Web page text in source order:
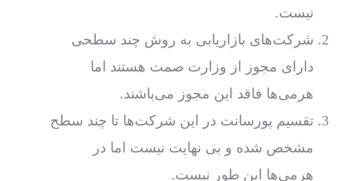
نیست.
شرکت‌های بازاریابی به روش چند سطحی
دارای مجوز از وزارت صمت هستند اما
هرمی‌ها فاقد این مجوز می‌باشند.
تقسیم پورسانت در این شرکت‌ها تا چند سطح
مشخص شده و بی نهایت نیست اما در
هرمی‌ها این طور نیست.